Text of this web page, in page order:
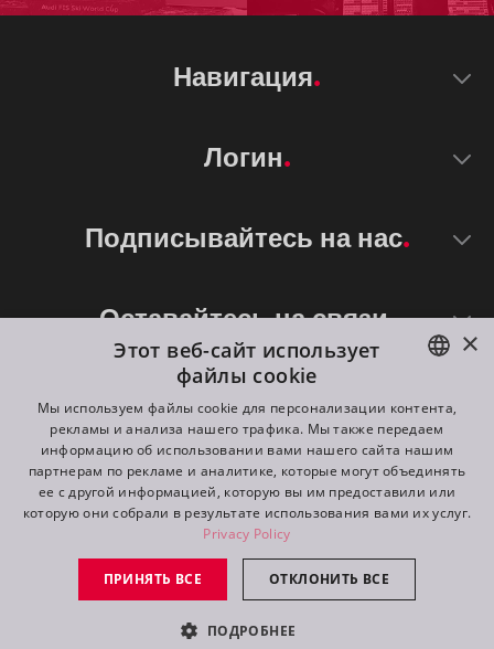
Навигация
Логин
Подписывайтесь на нас
Оставайтесь на связи
©2026 ROBE lighting s.r.o.
All rights reserved. Created by
Switch to desktop mode
ENGLISH
DE
FR
RU
×
Этот веб-сайт использует
файлы cookie
Мы используем файлы cookie для персонализации контента,
рекламы и анализа нашего трафика. Мы также передаем
информацию об использовании вами нашего сайта нашим
партнерам по рекламе и аналитике, которые могут объединять
ее с другой информацией, которую вы им предоставили или
которую они собрали в результате использования вами их услуг.
Privacy Policy
ПРИНЯТЬ ВСЕ ОТКЛОНИТЬ ВСЕ
ПОДРОБНЕЕ